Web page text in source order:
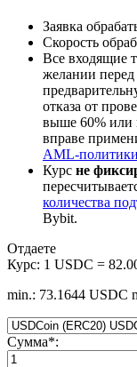
Заявка
Скорость
Все входящие
желании
отказа от
выше 60% или
вправе
AML-политики
Курс не
количества
Bybit.
Отдаете
Курс: 1 USDC =
min.: 73.1644 USDC
Сумма*: